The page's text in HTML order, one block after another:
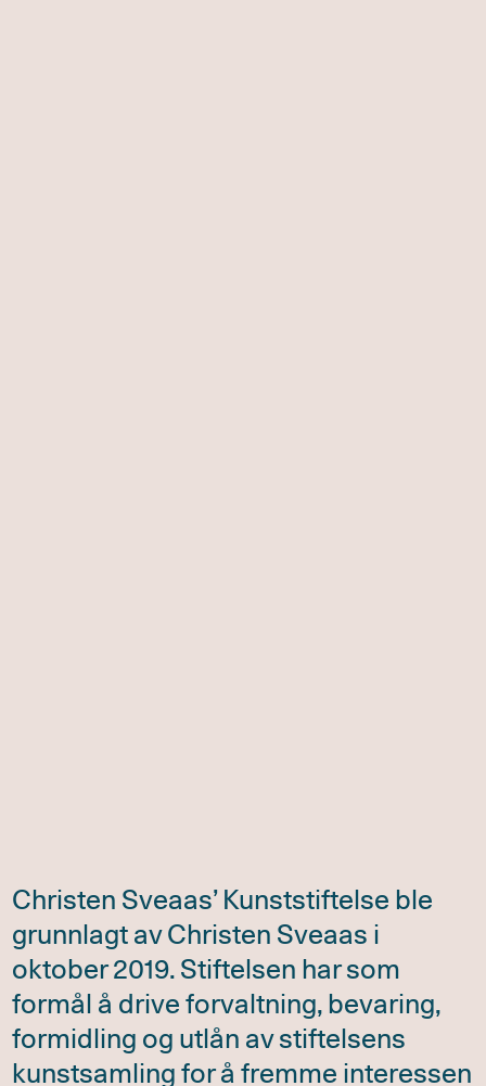
Christen Sveaas’ Kunststiftelse ble
grunnlagt av Christen Sveaas i
oktober 2019. Stiftelsen har som
formål å drive forvaltning, bevaring,
formidling og utlån av stiftelsens
kunstsamling for å fremme interessen